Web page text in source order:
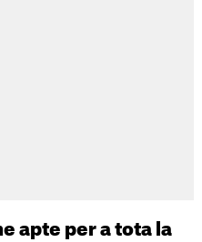
apte per a tota la